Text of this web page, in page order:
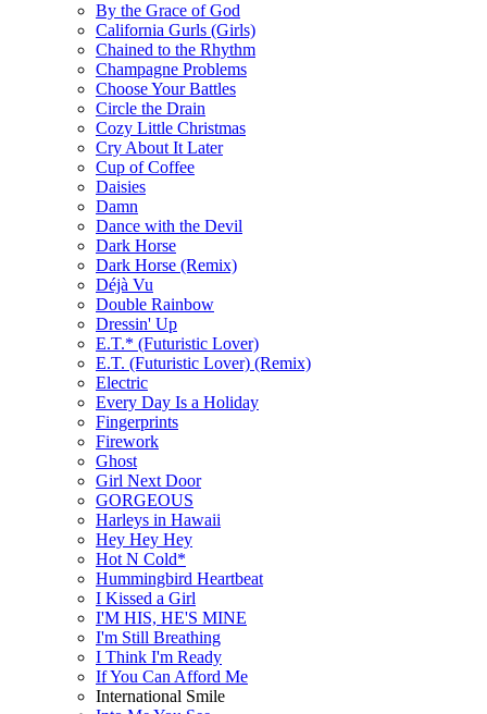
By the Grace of God
California Gurls (Girls)
Chained to the Rhythm
Champagne Problems
Choose Your Battles
Circle the Drain
Cozy Little Christmas
Cry About It Later
Cup of Coffee
Daisies
Damn
Dance with the Devil
Dark Horse
Dark Horse (Remix)
Déjà Vu
Double Rainbow
Dressin' Up
E.T.* (Futuristic Lover)
E.T. (Futuristic Lover) (Remix)
Electric
Every Day Is a Holiday
Fingerprints
Firework
Ghost
Girl Next Door
GORGEOUS
Harleys in Hawaii
Hey Hey Hey
Hot N Cold*
Hummingbird Heartbeat
I Kissed a Girl
I'M HIS, HE'S MINE
I'm Still Breathing
I Think I'm Ready
If You Can Afford Me
International Smile